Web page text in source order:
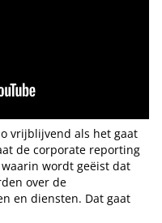
vrijblijvend als het gaat
de corporate reporting
wordt geëist dat
over de
en diensten. Dat gaat